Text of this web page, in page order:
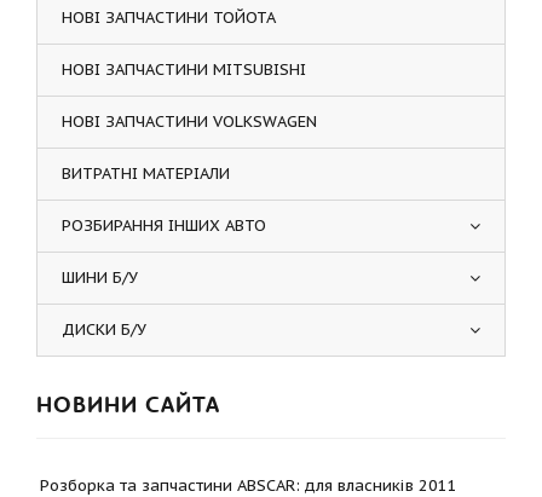
НОВІ ЗАПЧАСТИНИ ТОЙОТА
НОВІ ЗАПЧАСТИНИ MITSUBISHI
НОВІ ЗАПЧАСТИНИ VOLKSWAGEN
ВИТРАТНІ МАТЕРІАЛИ
РОЗБИРАННЯ ІНШИХ АВТО
ШИНИ Б/У
ДИСКИ Б/У
НОВИНИ САЙТА
Розборка та запчастини ABSCAR: для власників 2011